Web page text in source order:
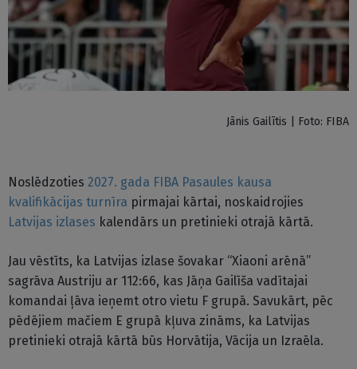
Jānis Gailītis | Foto: FIBA
Noslēdzoties 2027. gada FIBA Pasaules kausa
kvalifikācijas turnīra pirmajai kārtai, noskaidrojies
Latvijas izlases kalendārs un pretinieki otrajā kārtā.
Jau vēstīts, ka Latvijas izlase šovakar “Xiaoni arēnā”
sagrāva Austriju ar 112:66, kas Jāņa Gailīša vadītajai
komandai ļāva ieņemt otro vietu F grupā. Savukārt, pēc
pēdējiem mačiem E grupā kļuva zināms, ka Latvijas
pretinieki otrajā kārtā būs Horvātija, Vācija un Izraēla.